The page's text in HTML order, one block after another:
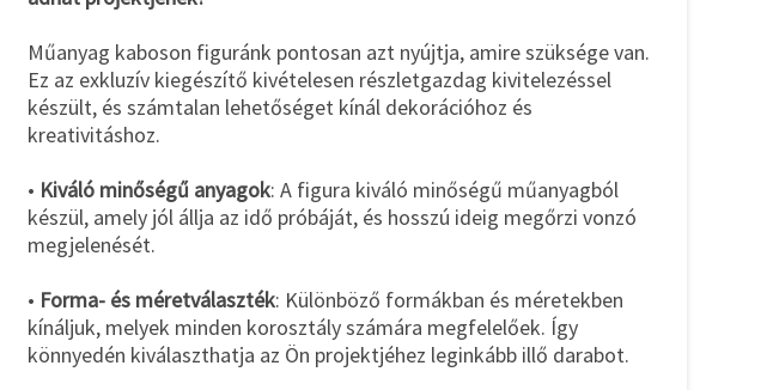
Műanyag kaboson figuránk pontosan azt nyújtja, amire szüksége van.
Ez az exkluzív kiegészítő kivételesen részletgazdag kivitelezéssel
készült, és számtalan lehetőséget kínál dekorációhoz és
kreativitáshoz.
• Kiváló minőségű anyagok: A figura kiváló minőségű műanyagból
készül, amely jól állja az idő próbáját, és hosszú ideig megőrzi vonzó
megjelenését.
• Forma- és méretválaszték: Különböző formákban és méretekben
kínáljuk, melyek minden korosztály számára megfelelőek. Így
könnyedén kiválaszthatja az Ön projektjéhez leginkább illő darabot.